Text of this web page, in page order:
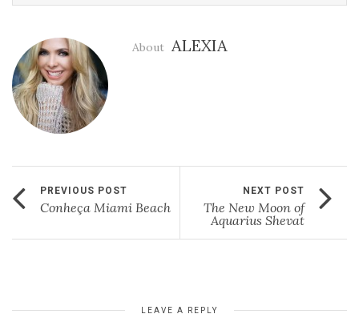
About ALEXIA
PREVIOUS POST
Conheça Miami Beach
NEXT POST
The New Moon of
Aquarius Shevat
LEAVE A REPLY